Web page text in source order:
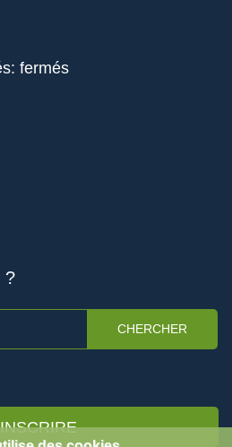
fermés
?
CHERCHER